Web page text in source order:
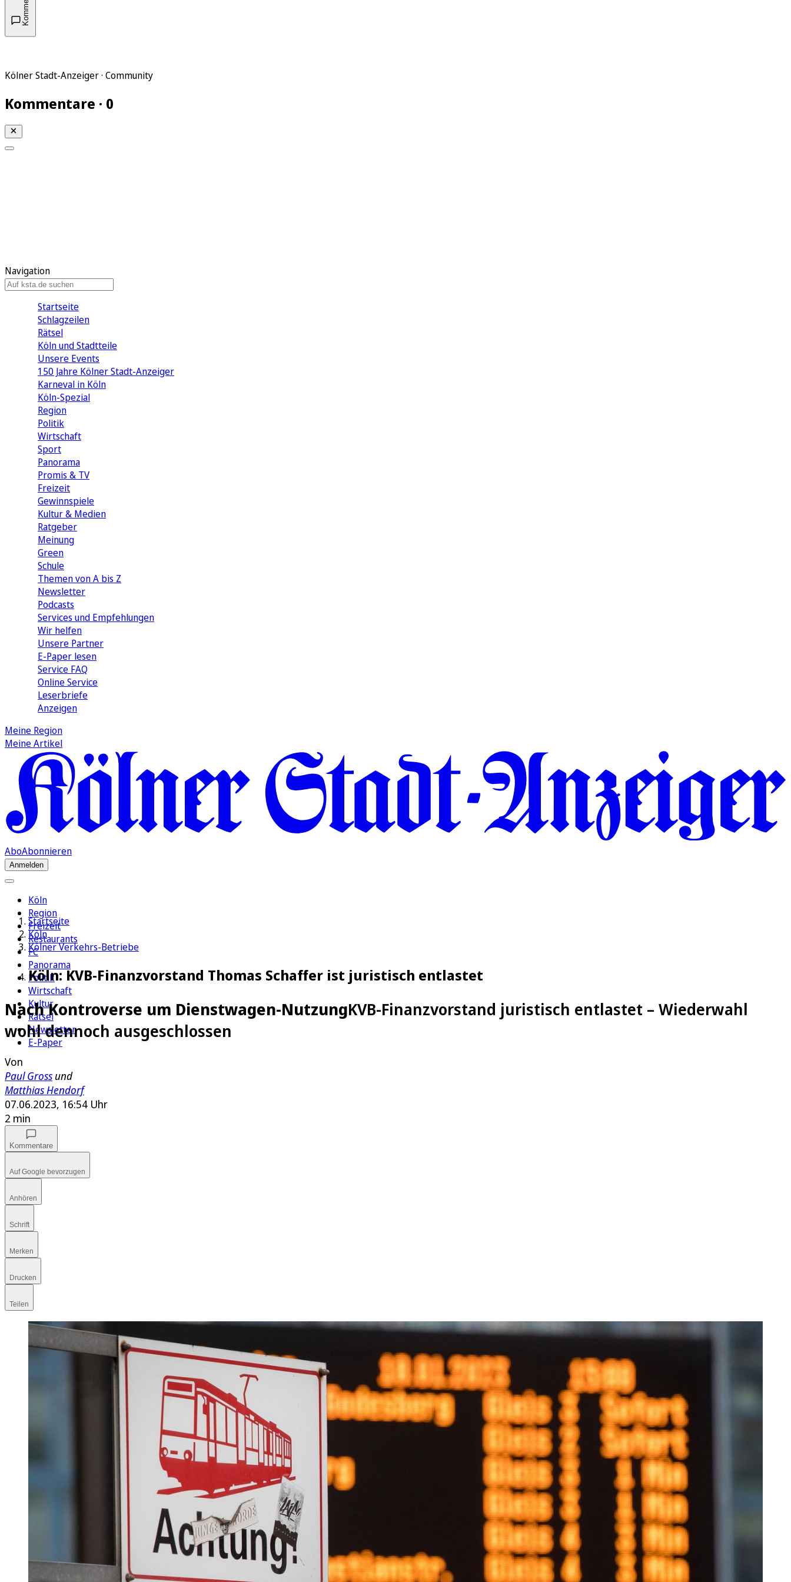
Kölner Stadt-Anzeiger · Community
Kommentare · 0
Navigation
Startseite
Schlagzeilen
Rätsel
Köln und Stadtteile
Unsere Events
150 Jahre Kölner Stadt-Anzeiger
Karneval in Köln
Köln-Spezial
Region
Politik
Wirtschaft
Sport
Panorama
Promis & TV
Freizeit
Gewinnspiele
Kultur & Medien
Ratgeber
Meinung
Green
Schule
Themen von A bis Z
Newsletter
Podcasts
Services und Empfehlungen
Wir helfen
Unsere Partner
E-Paper lesen
Service FAQ
Online Service
Leserbriefe
Anzeigen
Meine Region
Meine Artikel
AboAbonnieren
Anmelden
Köln
Region
Freizeit
Restaurants
FC
Panorama
Politik
Wirtschaft
Kultur
Rätsel
Newsletter
E-Paper
Startseite
Köln
Kölner Verkehrs-Betriebe
Köln: KVB-Finanzvorstand Thomas Schaffer ist juristisch entlastet
Nach Kontroverse um Dienstwagen-NutzungKVB-Finanzvorstand juristisch entlastet – Wiederwahl
wohl dennoch ausgeschlossen
Von
Paul Gross und
Matthias Hendorf
07.06.2023, 16:54 Uhr
2 min
Kommentare
Auf Google bevorzugen
Anhören
Schrift
Merken
Drucken
Teilen